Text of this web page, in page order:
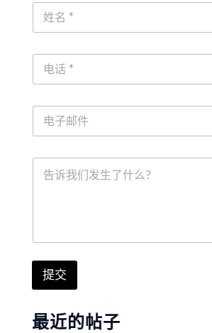
命
*
电
*
电
邮
留
提交
最近的帖子